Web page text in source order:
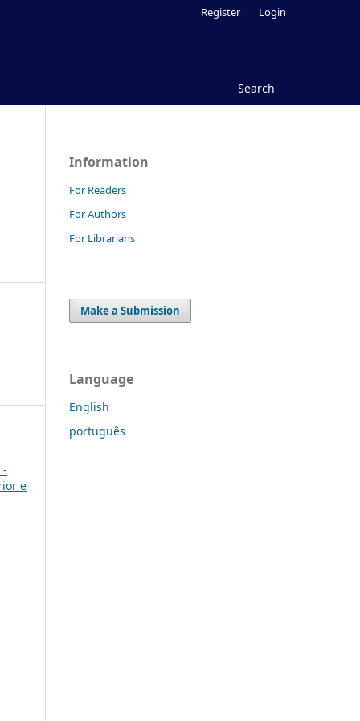
Search
Register Login
-
e
Information
For Readers
For Authors
For Librarians
Make a Submission
Language
English
português